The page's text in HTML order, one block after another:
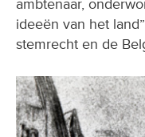
ambtenaar,
ideeën van het
stemrecht en de